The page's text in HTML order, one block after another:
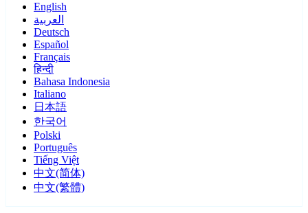
English
العربية
Deutsch
Español
Français
हिन्दी
Bahasa Indonesia
Italiano
日本語
한국어
Polski
Português
Tiếng Việt
中文(简体)
中文(繁體)